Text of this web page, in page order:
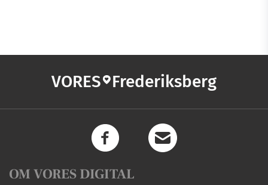
VORES Frederiksberg
OM VORES DIGITAL